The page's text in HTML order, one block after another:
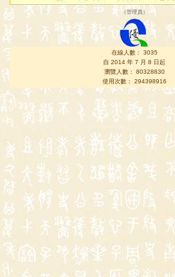
（管理員 ）
在線人數： 3035
自 2014 年 7 月 8 日起
瀏覽人數： 80328830
使用次數： 294398916